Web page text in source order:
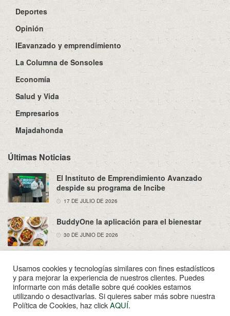
Deportes
Opinión
IEavanzado y emprendimiento
La Columna de Sonsoles
Economía
Salud y Vida
Empresarios
Majadahonda
Últimas Noticias
El Instituto de Emprendimiento Avanzado
despide su programa de Incibe
17 DE JULIO DE 2026
BuddyOne la aplicación para el bienestar
30 DE JUNIO DE 2026
Sobre Nosotros Política de Privacidad
Aviso Legal
Contacto
Usamos cookies y tecnologías similares con fines estadísticos
y para mejorar la experiencia de nuestros clientes. Puedes
informarte con más detalle sobre qué cookies estamos
utilizando o desactivarlas. Si quieres saber más sobre nuestra
Política de Cookies, haz clickAQUÍ.